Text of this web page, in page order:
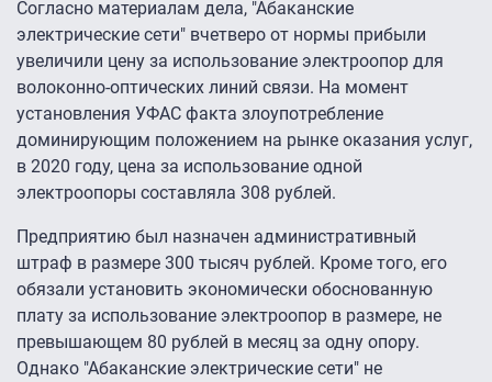
Согласно материалам дела, "Абаканские
электрические сети" вчетверо от нормы прибыли
увеличили цену за использование электроопор для
волоконно-оптических линий связи. На момент
установления УФАС факта злоупотребление
доминирующим положением на рынке оказания услуг,
в 2020 году, цена за использование одной
электроопоры составляла 308 рублей.
Предприятию был назначен административный
штраф в размере 300 тысяч рублей. Кроме того, его
обязали установить экономически обоснованную
плату за использование электроопор в размере, не
превышающем 80 рублей в месяц за одну опору.
Однако "Абаканские электрические сети" не